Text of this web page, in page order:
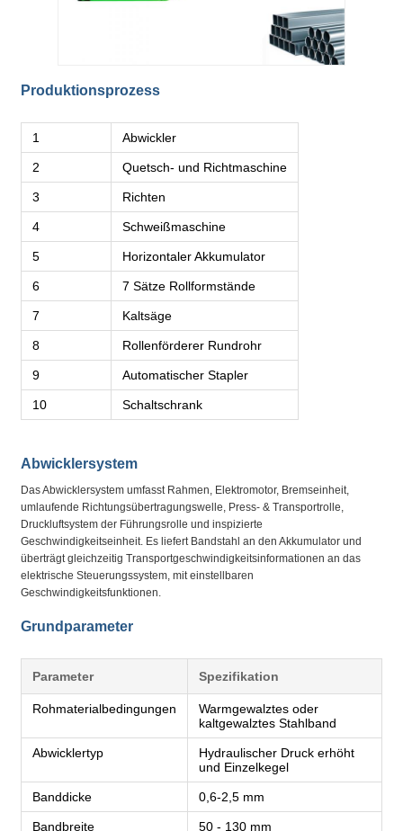
Produktionsprozess
1 Abwickler
2 Quetsch- und Richtmaschine
3 Richten
4 Schweißmaschine
5 Horizontaler Akkumulator
6 7 Sätze Rollformstände
7 Kaltsäge
8 Rollenförderer Rundrohr
9 Automatischer Stapler
10 Schaltschrank
Abwicklersystem
Das Abwicklersystem umfasst Rahmen, Elektromotor, Bremseinheit,
umlaufende Richtungsübertragungswelle, Press- & Transportrolle,
Druckluftsystem der Führungsrolle und inspizierte
Geschwindigkeitseinheit. Es liefert Bandstahl an den Akkumulator und
überträgt gleichzeitig Transportgeschwindigkeitsinformationen an das
elektrische Steuerungssystem, mit einstellbaren
Geschwindigkeitsfunktionen.
Grundparameter
Parameter Spezifikation
Rohmaterialbedingungen
Warmgewalztes oder
kaltgewalztes Stahlband
Abwicklertyp
Hydraulischer Druck erhöht
und Einzelkegel
Banddicke 0,6-2,5 mm
Bandbreite 50 - 130 mm